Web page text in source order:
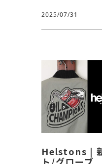
2025/07/31
Helstons |